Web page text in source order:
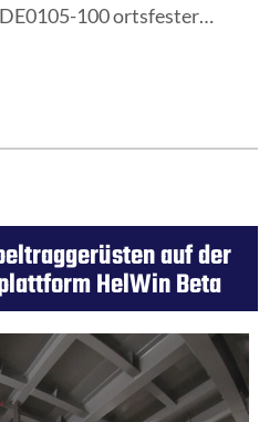
100 ortsfester
der deutschen Nordsee
auf der
HelWin Beta